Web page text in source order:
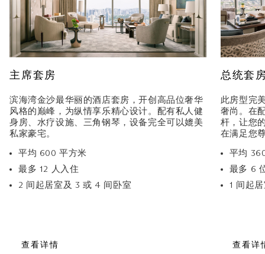
主席套房
滨海湾金沙最华丽的酒店套房，开创高品位奢华
风格的巅峰，为纵情享乐精心设计。配有私人健
身房、水疗设施、三角钢琴，设备完全可以媲美
私家豪宅。
平均 600 平方米
最多 12 人入住
2 间起居室及 3 或 4 间卧室
查看详情
总统套
此房型完
奢尚。在
杆，让您
在满足您
平均
最多 6
1 间起
查看详